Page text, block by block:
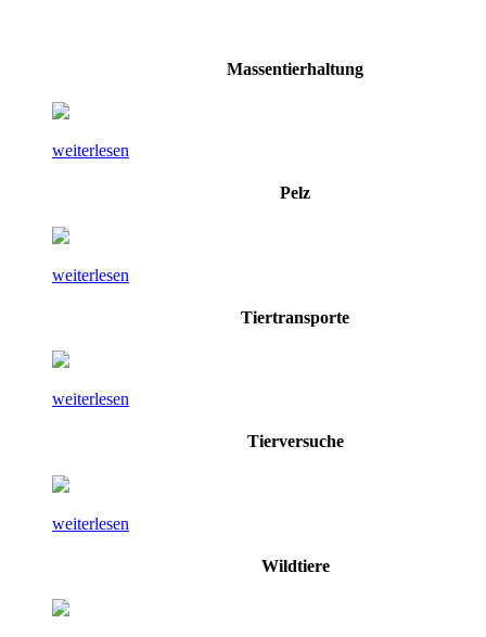
Massentierhaltung
weiterlesen
Pelz
weiterlesen
Tiertransporte
weiterlesen
Tierversuche
weiterlesen
Wildtiere